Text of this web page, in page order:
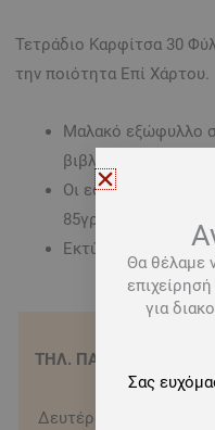
Τετράδιο Kαρφίτσα 30
την ποιότητα Επί Χάρτου.
Μαλακό εξώφυλλο
βιβλιοδεσία με
Οι εσωτερικές του
85γρ
Εκτύπωση με την
ΤΗΛ. ΠΑΡΑΓΓΕΛΙΕΣ - 210
3622151
Δευτέρα-Σάββατο 09:00-
Θα θέλαμε
για
Σας